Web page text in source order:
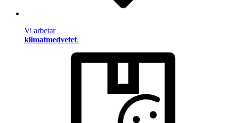
Vi arbetar
klimatmedvetet.